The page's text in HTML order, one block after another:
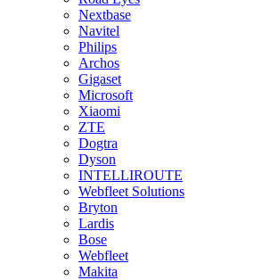
Nextbase
Navitel
Philips
Archos
Gigaset
Microsoft
Xiaomi
ZTE
Dogtra
Dyson
INTELLIROUTE
Webfleet Solutions
Bryton
Lardis
Bose
Webfleet
Makita